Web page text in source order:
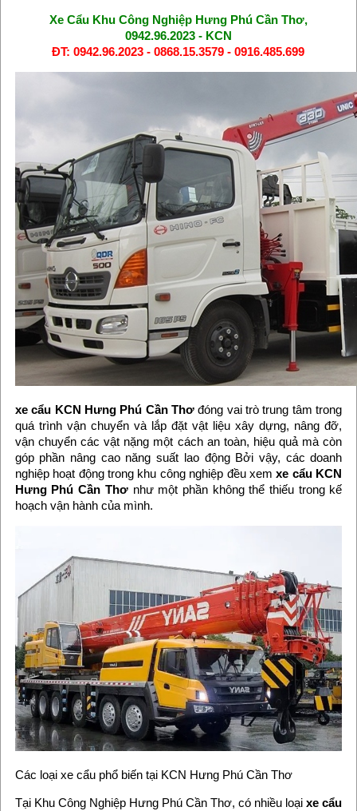
Xe Cẩu Khu Công Nghiệp Hưng Phú Cần Thơ,
0942.96.2023 - KCN
ĐT: 0942.96.2023 - 0868.15.3579 - 0916.485.699
xe cẩu KCN Hưng Phú Cần Thơ đóng vai trò trung tâm trong
quá trình vận chuyển và lắp đặt vật liệu xây dựng, nâng đỡ,
vận chuyển các vật nặng một cách an toàn, hiệu quả mà còn
góp phần nâng cao năng suất lao động Bởi vậy, các doanh
nghiệp hoạt động trong khu công nghiệp đều xemxe cẩu KCN
Hưng Phú Cần Thơnhư một phần không thể thiếu trong kế
hoạch vận hành của mình.
Các loại xe cẩu phổ biến tại KCN Hưng Phú Cần Thơ
Tại Khu Công Nghiệp Hưng Phú Cần Thơ, có nhiều loạixe cẩu